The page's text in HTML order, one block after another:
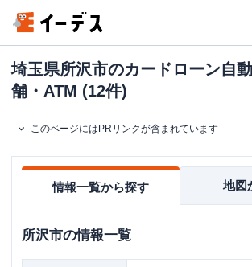
埼玉県所沢市のカードローン自
舗・ATM (12件)
このページにはPRリンクが含まれています
情報一覧から探す 地図
所沢市の情報一覧